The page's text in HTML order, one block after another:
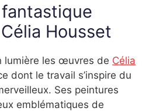
Housset
lumière les œuvres de Célia
dont le travail s’inspire du
Ses peintures
emblématiques de